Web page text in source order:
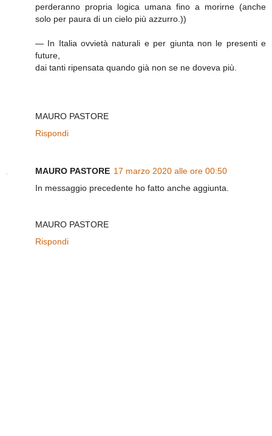
perderanno propria logica umana fino a morirne (anche
solo per paura di un cielo più azzurro.))
— In Italia ovvietà naturali e per giunta non le presenti e
future,
dai tanti ripensata quando già non se ne doveva più.
MAURO PASTORE
Rispondi
MAURO PASTORE 17 marzo 2020 alle ore 00:50
In messaggio precedente ho fatto anche aggiunta.
MAURO PASTORE
Rispondi